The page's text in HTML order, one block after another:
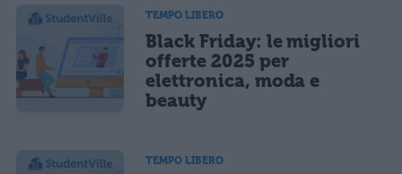
TEMPO LIBERO
Black Friday: le migliori
offerte 2025 per
elettronica, moda e
beauty
TEMPO LIBERO